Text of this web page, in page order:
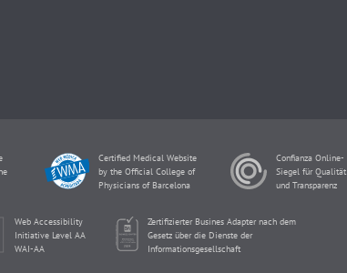
Certified Medical Website
by the Official College of
Physicians of Barcelona
Confianza Online-
Siegel für Qualität
und Transparenz
Web Accessibility
Initiative Level AA
WAI-AA
Zertifizierter Busines Adapter nach dem
Gesetz über die Dienste der
Informationsgesellschaft